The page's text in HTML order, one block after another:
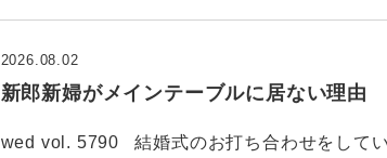
新郎新婦がメインテーブルに居ない理由
2026.08.02
wed vol. 5790 結婚式のお打ち合わせをして